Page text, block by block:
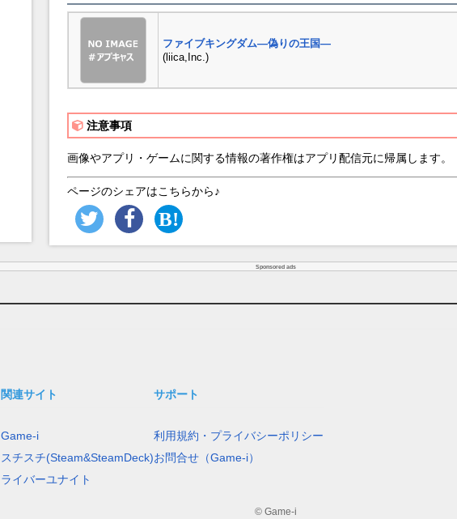
ファイブキングダム―偽りの王国―
(liica,Inc.)
注意事項
画像やアプリ・ゲームに関する情報の著作権はアプリ配信元に帰属します。
ページのシェアはこちらから♪
Sponsored ads
関連サイト
Game-i
スチスチ(Steam&SteamDeck)
ライバーユナイト
サポート
利用規約・プライバシーポリシー
お問合せ（Game-i）
© Game-i